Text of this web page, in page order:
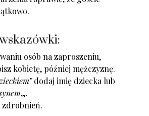
osób na zaproszeniu,
kobietę, później mężczyznę.
dodaj imię dziecka lub
„.
zdrobnień.